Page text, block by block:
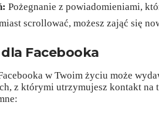
Pożegnanie z powiadomieniami,
scrollować, możesz zająć się
Facebooka
w Twoim życiu może
z którymi utrzymujesz kontakt na